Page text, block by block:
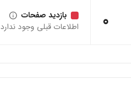
0
بازدید صفحات
اطلاعات قبلی وجود ندارد